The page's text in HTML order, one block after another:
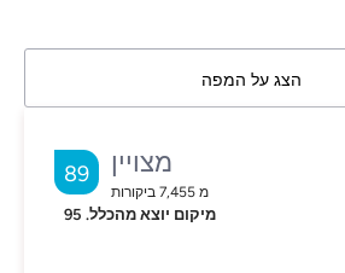
הצג על המפה
מצויין
מ7,455 ביקורות
89
מיקום יוצא מהכלל. 95